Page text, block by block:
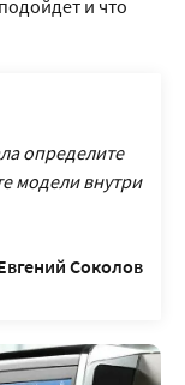
и что
определите
модели внутри
Соколов